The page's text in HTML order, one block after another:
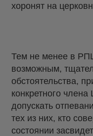
хоронят на
Тем не менее в
возможным,
обстоятельства,
конкретного члена
допускать
тех из них, кто
состоянии